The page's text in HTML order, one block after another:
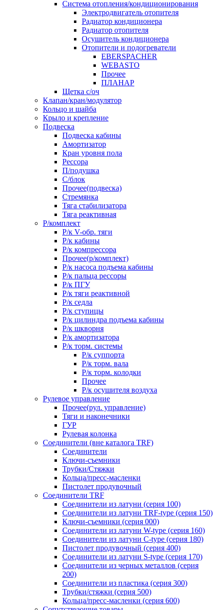
Система отопления/кондиционирования
Электродвигатель отопителя
Радиатор кондиционера
Радиатор отопителя
Осушитель кондиционера
Отопители и подогреватели
EBERSPACHER
WEBASTO
Прочее
ПЛАНАР
Щетка с/оч
Клапан/кран/модулятор
Кольцо и шайба
Крыло и крепление
Подвеска
Подвеска кабины
Амортизатор
Кран уровня пола
Рессора
П/подушка
С/блок
Прочее(подвеска)
Стремянка
Тяга стабилизатора
Тяга реактивная
Р/комплект
Р/к V-обр. тяги
Р/к кабины
Р/к компрессора
Прочее(р/комплект)
Р/к насоса подъема кабины
Р/к пальца рессоры
Р/к ПГУ
Р/к тяги реактивной
Р/к седла
Р/к ступицы
Р/к цилиндра подъема кабины
Р/к шкворня
Р/к амортизатора
Р/к торм. системы
Р/к суппорта
Р/к торм. вала
Р/к торм. колодки
Прочее
Р/к осушителя воздуха
Рулевое управление
Прочее(рул. управление)
Тяги и наконечники
ГУР
Рулевая колонка
Соединители (вне каталога TRF)
Соединители
Ключи-cъемники
Трубки/Стяжки
Кольца/пресс-масленки
Пистолет продувочный
Соединители TRF
Соединители из латуни (серия 100)
Соединители из латуни TRF-type (серия 150)
Ключи-съемники (серия 000)
Соединители из латуни W-type (серия 160)
Соединители из латуни С-type (серия 180)
Пистолет продувочный (серия 400)
Соединители из латуни S-type (серия 170)
Соединители из черных металлов (серия
200)
Соединители из пластика (серия 300)
Трубки/стяжки (серия 500)
Кольца/пресс-масленки (серия 600)